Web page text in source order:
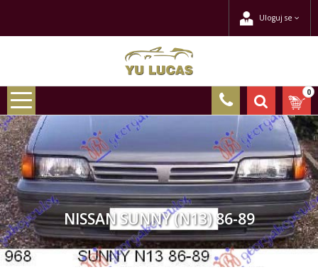
Uloguj se
0
NISSAN SUNNY (N13) 86-89